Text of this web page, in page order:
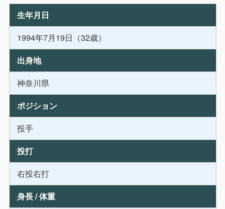
生年月日
1994年7月19日（32歳）
出身地
神奈川県
ポジション
投手
投打
右投右打
身長 / 体重